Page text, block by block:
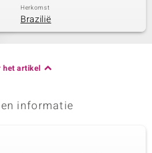
Herkomst
Brazilië
het artikel
informatie